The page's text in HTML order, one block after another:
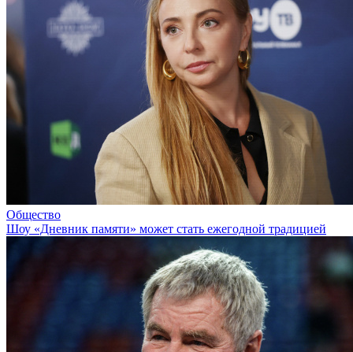
Общество
Шоу «Дневник памяти» может стать ежегодной традицией